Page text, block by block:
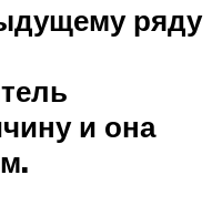
ряду
и она